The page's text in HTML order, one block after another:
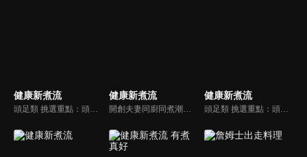
健康新煮流 健康新煮流
開創夫妻同廚同煮潮流的KC夫婦，繼《健康醫食代》後，走出攝影棚，帶大家全台走透透，發掘上帝賞賜的美味食材，內容融合新加坡南洋風和客家純樸味，加上台灣獨特的閩南風情，互相激盪交織出的火花，打造出獨一無二的美食節目。
健康新煮流
頭足類 挑選重點：頭足類利用清洗時去除內臟可以降低膽固醇的攝取。挑選雙眼清澈明亮，眼球稍微凸出，肉質結實有彈性為佳。身體具透明感，觸腕或是吸盤一碰到活體就會吸附住便是新鮮的。